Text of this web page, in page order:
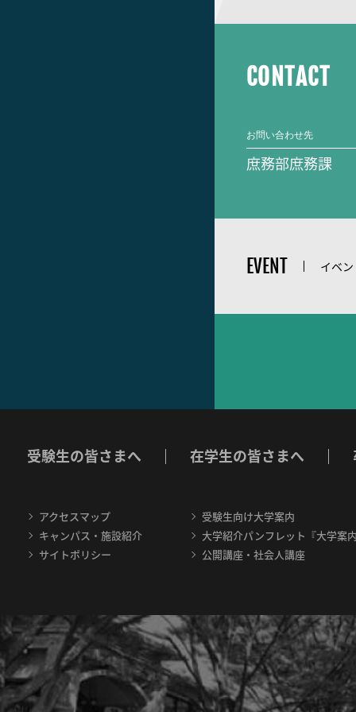
CONTACT
お問い合わせ先
庶務部庶務課
EVENT イベ
受験生の皆さまへ 在学生の皆さまへ
アクセスマップ
キャンパス・施設紹介
サイトポリシー
受験生向け大学案内
大学紹介パンフレット『大学案
公開講座・社会人講座